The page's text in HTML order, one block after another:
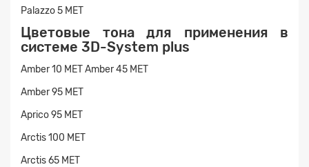
Palazzo 5 MET
Цветовые тона для применения в
системе 3D-System plus
Amber 10 MET Amber 45 MET
Amber 95 MET
Aprico 95 MET
Arctis 100 MET
Arctis 65 MET
Заявка на расчет